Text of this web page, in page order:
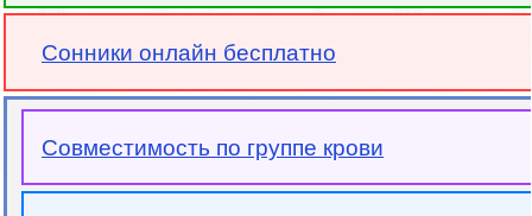
Сонники онлайн бесплатно
Совместимость по группе крови